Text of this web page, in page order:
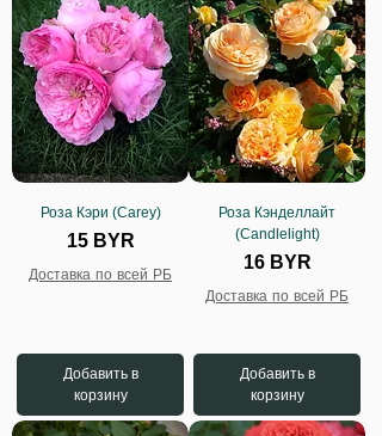
Роза Кэри (Carey)
Цена
15 BYR
Доставка по всей РБ
Добавить в
корзину
Роза Кэнделлайт
(Candlelight)
Цена
16 BYR
Доставка по всей РБ
Добавить в
корзину